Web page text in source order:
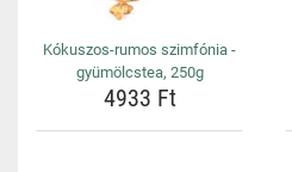
Kókuszos-rumos szimfónia -
gyümölcstea, 250g
4933 Ft